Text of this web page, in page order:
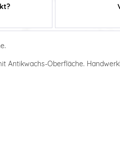
Oberfläche.